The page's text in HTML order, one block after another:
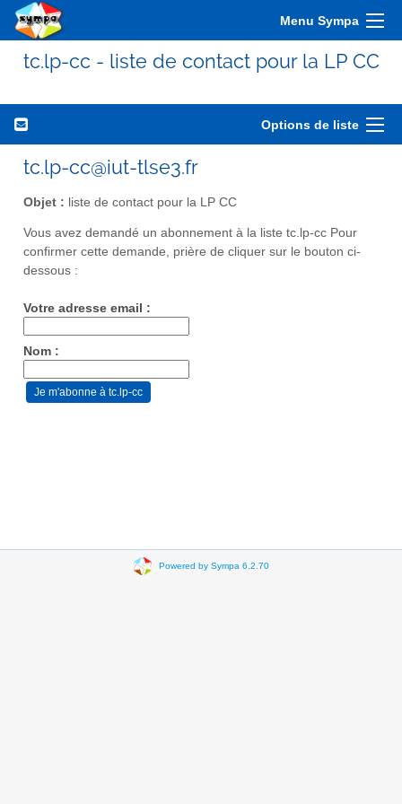
Menu Sympa
tc.lp-cc - liste de contact pour la LP CC
Options de liste
tc.lp-cc@iut-tlse3.fr
Objet : liste de contact pour la LP CC
Vous avez demandé un abonnement à la liste tc.lp-cc Pour
confirmer cette demande, prière de cliquer sur le bouton ci-
dessous :
Votre adresse email :
Nom :
Powered by Sympa 6.2.70